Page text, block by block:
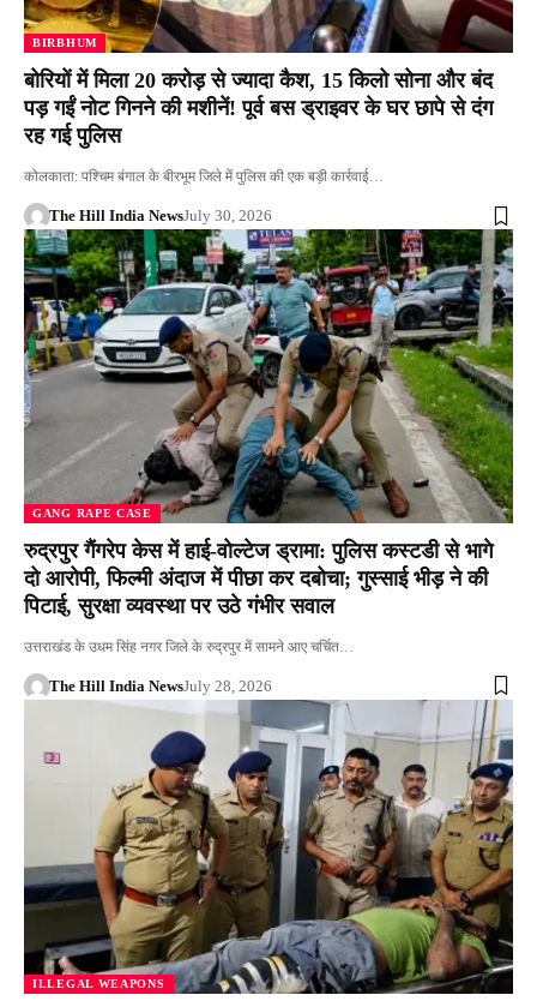
BIRBHUM
बोरियों में मिला 20 करोड़ से ज्यादा कैश, 15 किलो सोना और बंद
पड़ गईं नोट गिनने की मशीनें! पूर्व बस ड्राइवर के घर छापे से दंग
रह गई पुलिस
कोलकाता: पश्चिम बंगाल के बीरभूम जिले में पुलिस की एक बड़ी कार्रवाई…
The Hill India NewsJuly 30, 2026
GANG RAPE CASE
रुद्रपुर गैंगरेप केस में हाई-वोल्टेज ड्रामा: पुलिस कस्टडी से भागे
दो आरोपी, फिल्मी अंदाज में पीछा कर दबोचा; गुस्साई भीड़ ने की
पिटाई, सुरक्षा व्यवस्था पर उठे गंभीर सवाल
उत्तराखंड के उधम सिंह नगर जिले के रुद्रपुर में सामने आए चर्चित…
The Hill India NewsJuly 28, 2026
ILLEGAL WEAPONS